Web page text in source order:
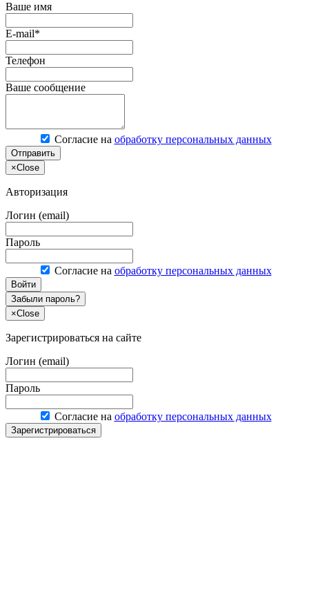
Ваше имя
E-mail*
Телефон
Ваше сообщение
Согласие на обработку персональных данных
Отправить
×Close
Авторизация
Логин (email)
Пароль
Согласие на обработку персональных данных
Войти
Забыли пароль?
×Close
Зарегистрироваться на сайте
Логин (email)
Пароль
Согласие на обработку персональных данных
Зарегистрироваться